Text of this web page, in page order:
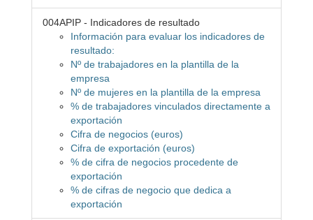
004APIP - Indicadores de resultado
Información para evaluar los indicadores de
resultado:
Nº de trabajadores en la plantilla de la
empresa
Nº de mujeres en la plantilla de la empresa
% de trabajadores vinculados directamente a
exportación
Cifra de negocios (euros)
Cifra de exportación (euros)
% de cifra de negocios procedente de
exportación
% de cifras de negocio que dedica a
exportación